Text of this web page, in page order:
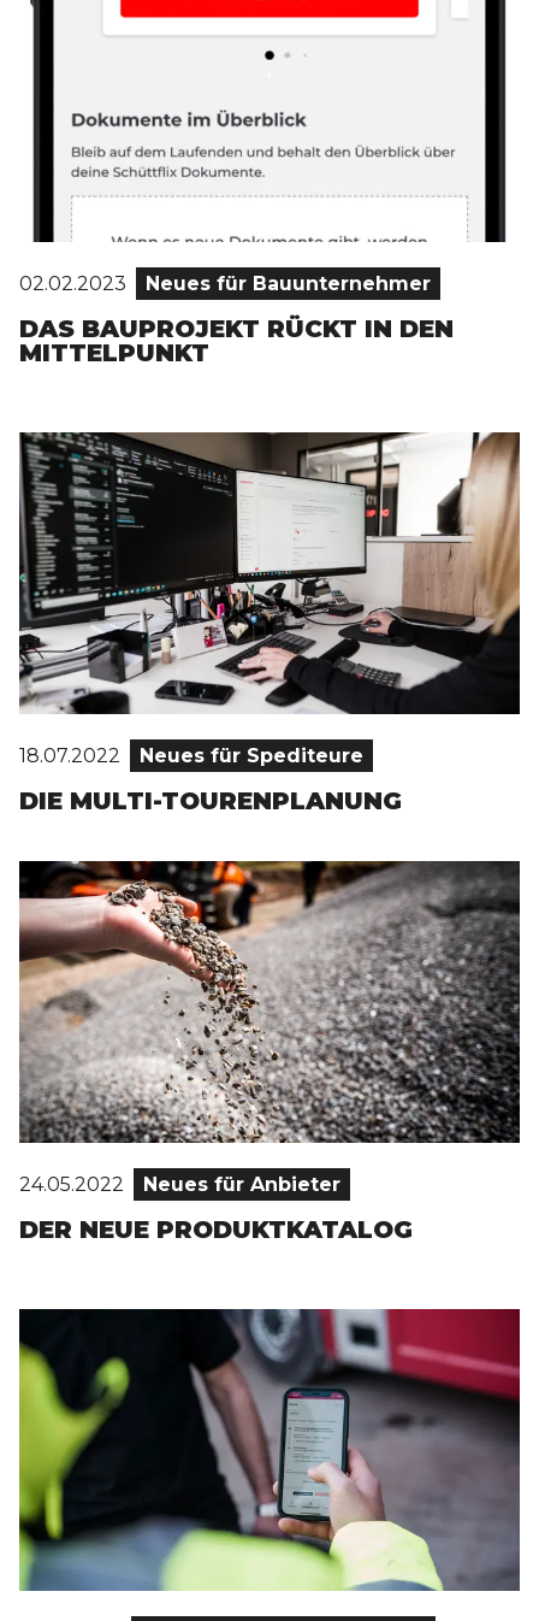
02.02.2023 Neues für Bauunternehmer
DAS BAUPROJEKT RÜCKT IN DEN
MITTELPUNKT
18.07.2022 Neues für Spediteure
DIE MULTI-TOURENPLANUNG
24.05.2022 Neues für Anbieter
DER NEUE PRODUKTKATALOG